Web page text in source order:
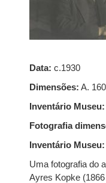
Data: c.1930
Dimensões: A.
Inventário Museu:
Fotografia
Inventário Museu:
Uma fotografia do
Ayres Kopke